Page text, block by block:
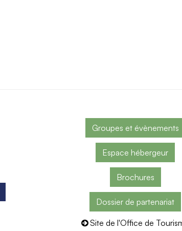
Groupes et évènements
Espace hébergeur
Brochures
Dossier de partenariat
Site de l'Office de